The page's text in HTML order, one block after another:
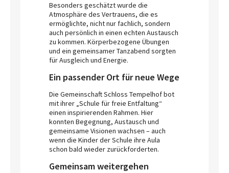
Besonders geschätzt wurde die
Atmosphäre des Vertrauens, die es
ermöglichte, nicht nur fachlich, sondern
auch persönlich in einen echten Austausch
zu kommen. Körperbezogene Übungen
und ein gemeinsamer Tanzabend sorgten
für Ausgleich und Energie.
Ein passender Ort für neue Wege
Die Gemeinschaft Schloss Tempelhof bot
mit ihrer „Schule für freie Entfaltung“
einen inspirierenden Rahmen. Hier
konnten Begegnung, Austausch und
gemeinsame Visionen wachsen – auch
wenn die Kinder der Schule ihre Aula
schon bald wieder zurückforderten.
Gemeinsam weitergehen